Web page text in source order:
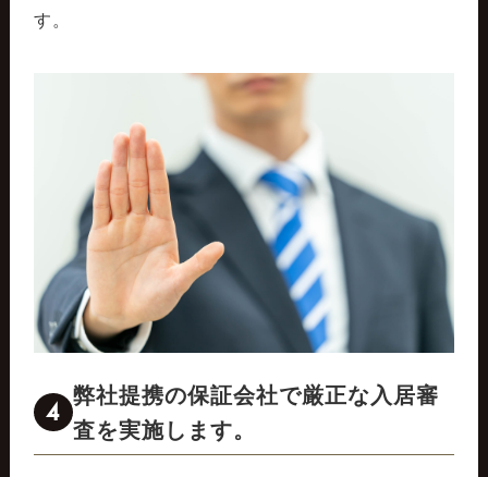
す。
4
弊社提携の保証会社で厳正な入居審
査を実施します。